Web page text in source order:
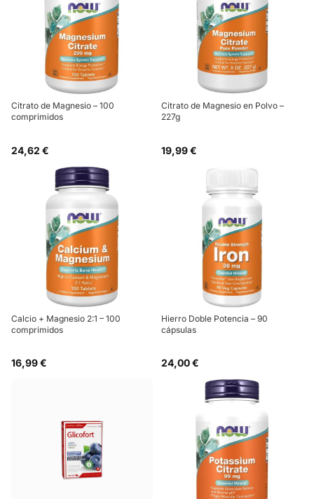
Citrato de Magnesio – 100
comprimidos
24,62 €
Citrato de Magnesio en Polvo –
227g
19,99 €
Calcio + Magnesio 2:1 – 100
comprimidos
16,99 €
Hierro Doble Potencia – 90
cápsulas
24,00 €